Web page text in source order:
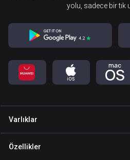
yolu, sadece bir tık
Varlıklar
Özellikler